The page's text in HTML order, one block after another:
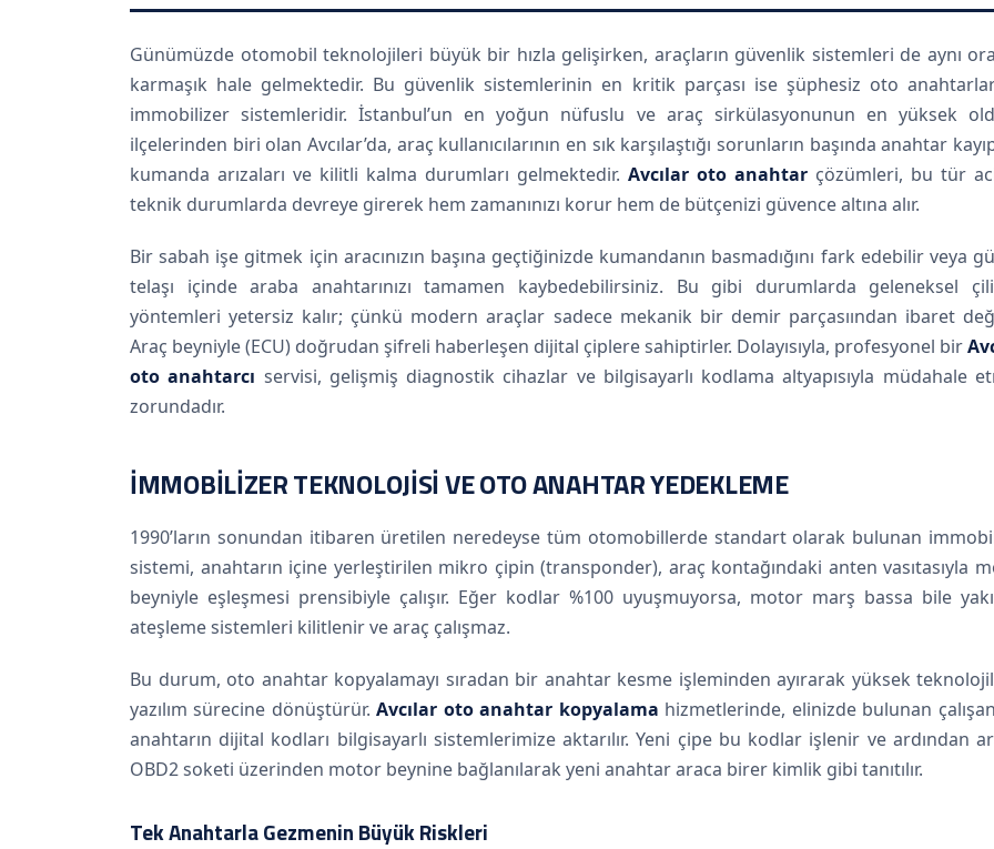
Günümüzde otomobil teknolojileri büyük bir hızla gelişirken, araçların güvenlik sistemleri de aynı
karmaşık hale gelmektedir. Bu güvenlik sistemlerinin en kritik parçası ise şüphesiz oto
immobilizer sistemleridir. İstanbul’un en yoğun nüfuslu ve araç sirkülasyonunun en yüksek
ilçelerinden biri olan Avcılar’da, araç kullanıcılarının en sık karşılaştığı sorunların başında anahtar
kumanda arızaları ve kilitli kalma durumları gelmektedir. Avcılar oto anahtar çözümleri, bu tür
teknik durumlarda devreye girerek hem zamanınızı korur hem de bütçenizi güvence altına alır.
Bir sabah işe gitmek için aracınızın başına geçtiğinizde kumandanın basmadığını fark edebilir veya
telaşı içinde araba anahtarınızı tamamen kaybedebilirsiniz. Bu gibi durumlarda geleneksel
yöntemleri yetersiz kalır; çünkü modern araçlar sadece mekanik bir demir parçasıından ibaret
Araç beyniyle (ECU) doğrudan şifreli haberleşen dijital çiplere sahiptirler. Dolayısıyla, profesyonel bir
oto anahtarcı servisi, gelişmiş diagnostik cihazlar ve bilgisayarlı kodlama altyapısıyla müdahale
zorundadır.
İMMOBILIZER TEKNOLOJISI VE OTO ANAHTAR YEDEKLEME
1990’ların sonundan itibaren üretilen neredeyse tüm otomobillerde standart olarak bulunan
sistemi, anahtarın içine yerleştirilen mikro çipin (transponder), araç kontağındaki anten vasıtasıyla
beyniyle eşleşmesi prensibiyle çalışır. Eğer kodlar %100 uyuşmuyorsa, motor marş bassa bile
ateşleme sistemleri kilitlenir ve araç çalışmaz.
Bu durum, oto anahtar kopyalamayı sıradan bir anahtar kesme işleminden ayırarak yüksek
yazılım sürecine dönüştürür.Avcılar oto anahtar kopyalama hizmetlerinde, elinizde bulunan
anahtarın dijital kodları bilgisayarlı sistemlerimize aktarılır. Yeni çipe bu kodlar işlenir ve ardından
OBD2 soketi üzerinden motor beynine bağlanılarak yeni anahtar araca birer kimlik gibi tanıtılır.
Tek Anahtarla Gezmenin Büyük Riskleri